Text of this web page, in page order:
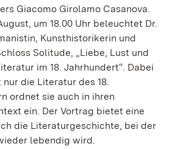
Giacomo Girolamo Casanova.
um 18.00 Uhr beleuchtet Dr.
Kunsthistorikerin und
Solitude, „Liebe, Lust und
im 18. Jahrhundert“. Dabei
die Literatur des 18.
ordnet sie auch in ihren
ein. Der Vortrag bietet eine
die Literaturgeschichte, bei der
lebendig wird.